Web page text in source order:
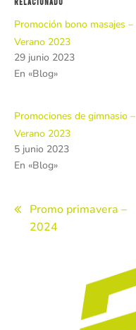
Promoción bono masajes –
Verano 2023
29 junio 2023
En «Blog»
Promociones de gimnasio –
Verano 2023
5 junio 2023
En «Blog»
Navegación
de
Promo primavera –
2024